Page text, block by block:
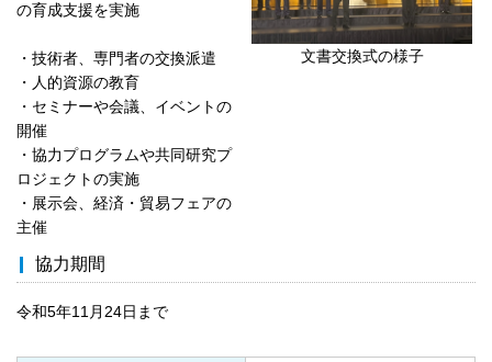
の育成支援を実施
・技術者、専門者の交換派遣
・人的資源の教育
・セミナーや会議、イベントの
開催
・協力プログラムや共同研究プ
ロジェクトの実施
・展示会、経済・貿易フェアの
主催
文書交換式の様子
協力期間
令和5年11月24日まで